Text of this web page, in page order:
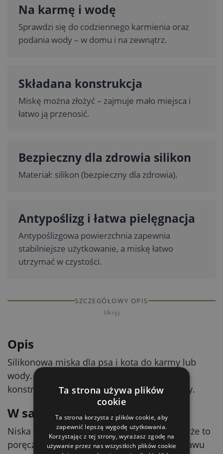
Na karmę i wodę
Sprawdzi się do codziennego karmienia oraz
podania wody – w domu i na zewnątrz.
Składana konstrukcja
Miskę można złożyć – zajmuje mało miejsca i
łatwo ją przenosić.
Bezpieczny dla zdrowia silikon
Materiał: silikon (bezpieczny dla zdrowia).
Antypoślizg i łatwa pielęgnacja
Antypoślizgowa powierzchnia zapewnia
stabilniejsze użytkowanie, a miskę łatwo
utrzymać w czystości.
SZCZEGÓŁOWY OPIS
Ukryj
Opis
Silikonowa miska dla psa i kota do karmy lub
wody. Jest lekka i solidna, a dzięki składanej
konstrukcji doskonale nadaje się na wyjazdy.
W sam raz w podróży
Niska waga i możliwość złożenia sprawiają, że to
poręczny dodatek do plecaka, auta lub zestawu
Ta strona używa plików
cookie
Ta strona korzysta z plików cookie, aby
zapewnić lepszą wygodę użytkowania.
Korzystając z tej strony, wyrażasz zgodę na
używanie przez nas wszystkich plików cookie